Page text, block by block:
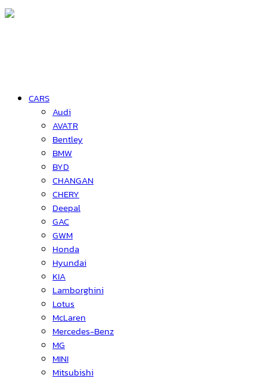
CARS
Audi
AVATR
Bentley
BMW
BYD
CHANGAN
CHERY
Deepal
GAC
GWM
Honda
Hyundai
KIA
Lamborghini
Lotus
McLaren
Mercedes-Benz
MG
MINI
Mitsubishi